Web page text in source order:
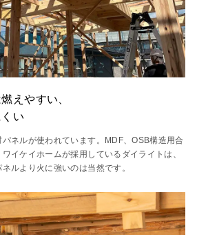
えやすい、
い
ネルが使われています。MDF、OSB構造用合
イケイホームが採用しているダイライトは、
ルより火に強いのは当然です。